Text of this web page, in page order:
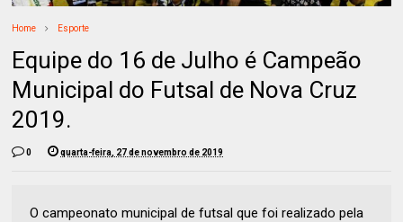
Home Esporte
Equipe do 16 de Julho é Campeão
Municipal do Futsal de Nova Cruz
2019.
0 quarta-feira, 27 de novembro de 2019
O campeonato municipal de futsal que foi realizado pela